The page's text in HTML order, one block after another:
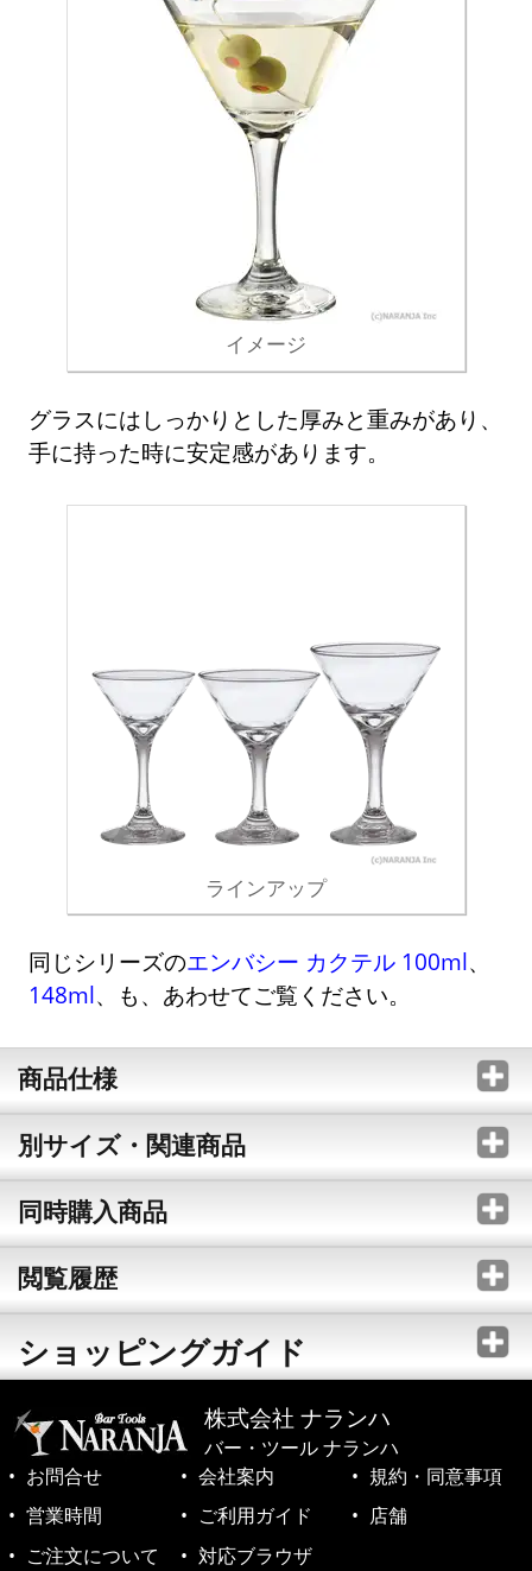
イメージ
グラスにはしっかりとした厚みと重みがあり、
手に持った時に安定感があります。
ラインアップ
同じシリーズのエンバシー カクテル 100ml、
148ml、も、あわせてご覧ください。
商品仕様
別サイズ・関連商品
同時購入商品
閲覧履歴
ショッピングガイド
株式会社 ナランハ
バー・ツール ナランハ
お問合せ
会社案内
規約・同意事項
営業時間
ご利用ガイド
店舗
ご注文について
対応ブラウザ